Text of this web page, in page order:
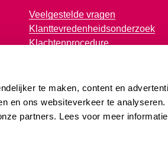
te maken, content en
en ons websiteverkeer te analyseren.
partners. Lees voor meer
Veelgestelde vragen
Klanttevredenheidsonderzoek
Klachtenprocedure